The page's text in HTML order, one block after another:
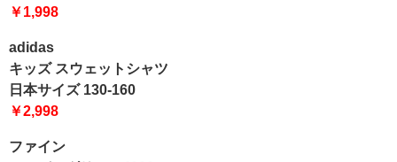
￥1,998
adidas
キッズ スウェットシャツ
日本サイズ 130-160
￥2,998
ファイン